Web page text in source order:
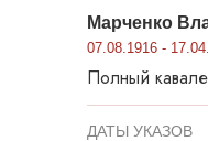
Марченко
07.08.1916 -
Полный
ДАТЫ УКАЗОВ